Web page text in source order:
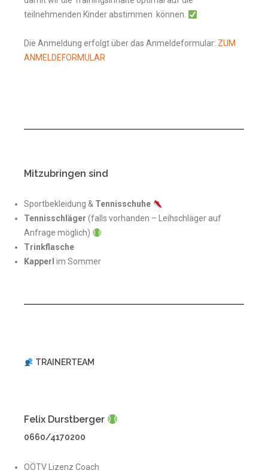
teilnehmenden Kinder abstimmen können.
Die Anmeldung erfolgt über das Anmeldeformular: ZUM
ANMELDEFORMULAR
Mitzubringen sind
Sportbekleidung & Tennisschuhe
Tennisschläger (falls vorhanden – Leihschläger auf
Anfrage möglich)
Trinkflasche
Kapperl im Sommer
TRAINERTEAM
Felix Durstberger
0660/4170200
OÖTV Lizenz Coach